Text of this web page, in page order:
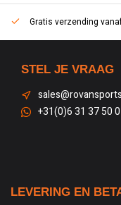
Gratis verzending
STEL JE VRAAG
+31(0)6 31 37 50
LEVERING EN